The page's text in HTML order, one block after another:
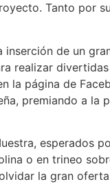
Tanto por
de un
realizar
la página de
premiando a
esperados
o en trineo
la gran